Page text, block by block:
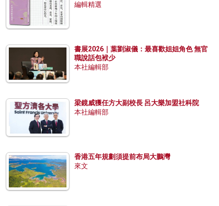
編輯精選
書展2026｜葉劉淑儀：最喜歡姐姐角色 無官
職說話包袱少
本社編輯部
梁鏡威獲任方大副校長 呂大樂加盟社科院
本社編輯部
香港五年規劃須提前布局大鵬灣
來文